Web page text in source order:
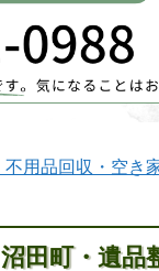
用品回収・空き
田町・遺品